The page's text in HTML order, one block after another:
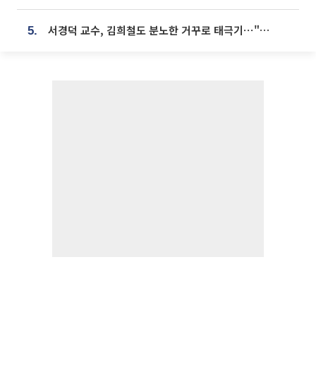
5. 서경덕 교수, 김희철도 분노한 거꾸로 태극기⋯"엉터리는 아냐, 아쉬울 뿐"